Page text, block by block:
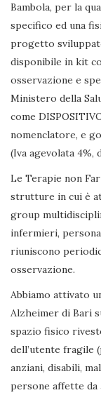
Bambola, per la
specifico ed una
progetto
disponibile in kit
osservazione e
Ministero della
come
nomenclatore, e
(Iva agevolata 4%,
Le Terapie non
strutture in cui è
group
infermieri,
riuniscono
osservazione.
Abbiamo attivato
Alzheimer di Bari
spazio fisico
dell’utente fragile
anziani, disabili,
persone affette da